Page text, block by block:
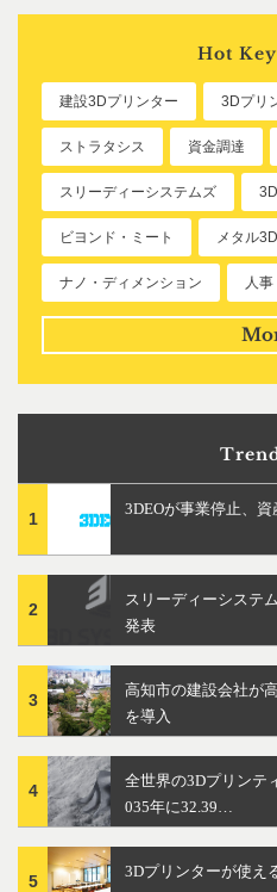
Hot
建設3Dプリンター 3Dプリ
ストラタシス 資金調達
スリーディーシステムズ
ビヨンド・ミート メタル
ナノ・ディメンション 人事
1
3DEOが事業停止、資
2
スリーディーシステ
発表
3
高知市の建設会社が
を導入
4
全世界の3Dプリンテ
035年に32.39…
5
3Dプリンターが使え